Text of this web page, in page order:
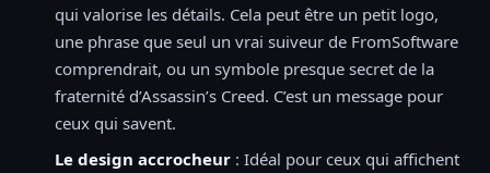
qui valorise les détails. Cela peut être un petit logo,
une phrase que seul un vrai suiveur de FromSoftware
comprendrait, ou un symbole presque secret de la
fraternité d’Assassin’s Creed. C’est un message pour
ceux qui savent.
Le design accrocheur : Idéal pour ceux qui affichent